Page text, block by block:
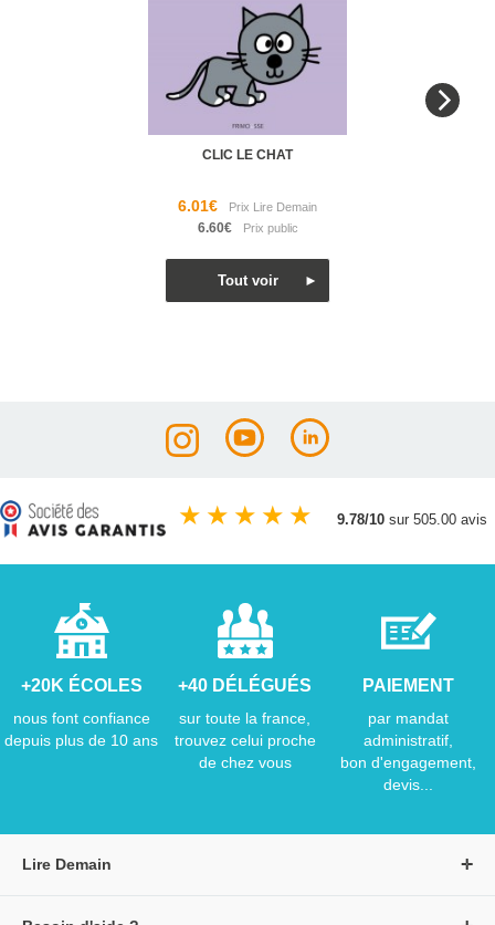
CLIC LE CHAT
6.01€
6.60€
★ ★ ★ ★ ★ 9.78/10 sur 505.00 avis
+20K ÉCOLES
nous font confiance
depuis plus de 10 ans
+40 DÉLÉGUÉS
sur toute la france,
trouvez celui proche
de chez vous
PAIEMENT
par mandat
administratif,
bon d'engagement,
devis...
Lire Demain